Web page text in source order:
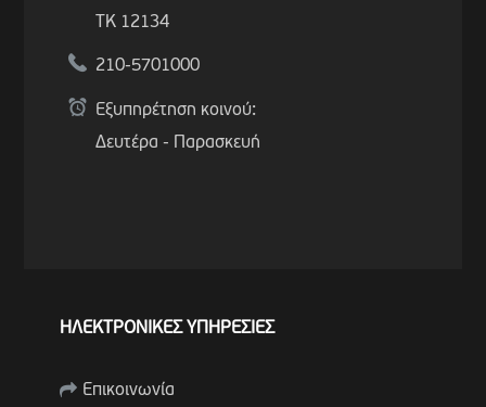
ΤΚ 12134
210-5701000
Εξυπηρέτηση κοινού:
Δευτέρα - Παρασκευή
ΗΛΕΚΤΡΟΝΙΚΕΣ ΥΠΗΡΕΣΙΕΣ
Επικοινωνία